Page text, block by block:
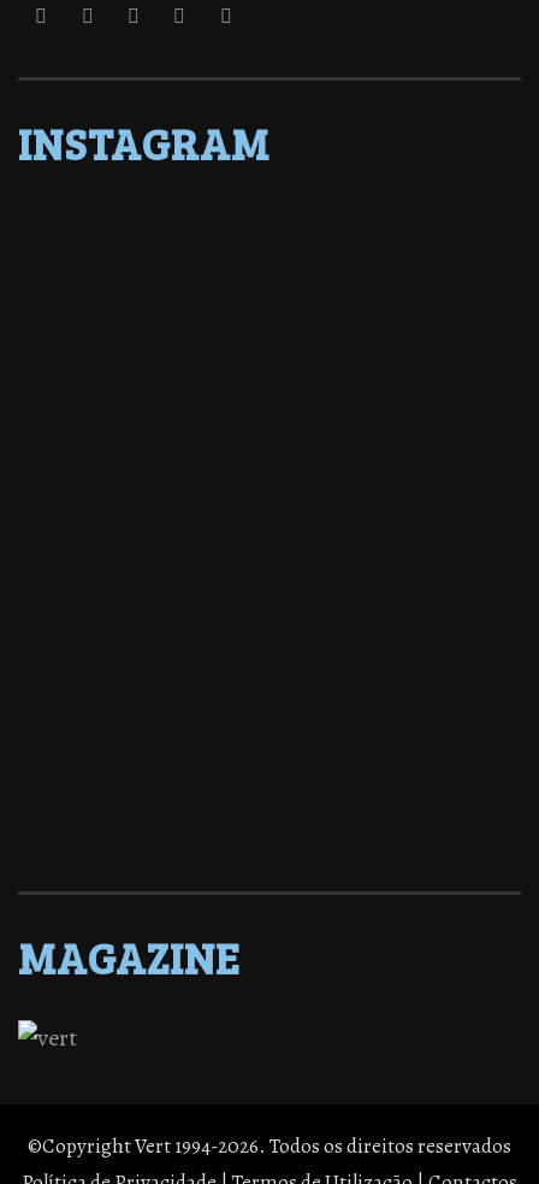
INSTAGRAM
MAGAZINE
©Copyright Vert 1994-2026. Todos os direitos reservados